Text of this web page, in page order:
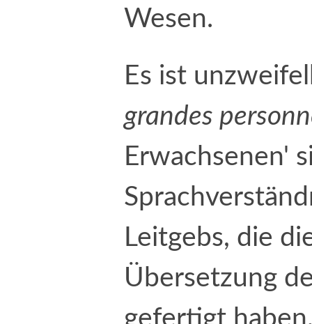
Wesen.
Es ist
grandes
Erwachsenen'
Leitgebs, die
Übersetzung